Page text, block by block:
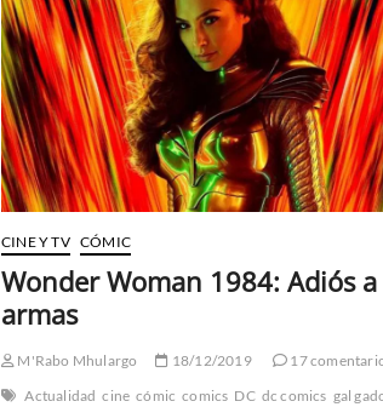
complicidad
CINE Y TV CÓMIC
Wonder Woman 1984: Adiós a
armas
M'Rabo Mhulargo 18/12/2019
17
Actualidad cine cómic comics DC dc comics gal